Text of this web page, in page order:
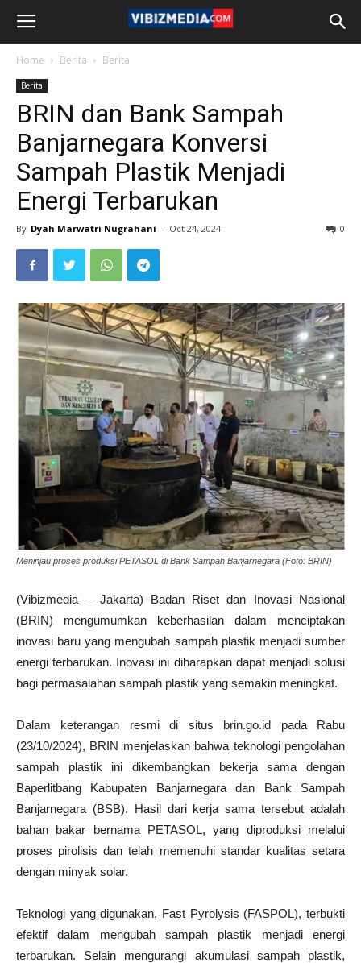
Home Berita Berita
Berita
BRIN dan Bank Sampah
Banjarnegara Konversi
Sampah Plastik Menjadi
Energi Terbarukan
By Dyah Marwatri Nugrahani - Oct 24, 2024 0
Meninjau proses produksi PETASOL di Bank Sampah Banjarnegara (Foto: BRIN)
(Vibizmedia – Jakarta) Badan Riset dan Inovasi Nasional
(BRIN) mengumumkan keberhasilan dalam menciptakan
inovasi baru yang mengubah sampah plastik menjadi sumber
energi terbarukan. Inovasi ini diharapkan dapat menjadi solusi
bagi permasalahan sampah plastik yang semakin meningkat.
Dalam keterangan resmi di situs brin.go.id pada Rabu
(23/10/2024), BRIN menjelaskan bahwa teknologi pengolahan
sampah plastik ini dikembangkan bekerja sama dengan
Baperlitbang Kabupaten Banjarnegara dan Bank Sampah
Banjarnegara (BSB). Hasil dari kerja sama tersebut adalah
bahan bakar bernama PETASOL, yang diproduksi melalui
proses pirolisis dan telah memenuhi standar kualitas setara
dengan minyak solar.
Teknologi yang digunakan, Fast Pyrolysis (FASPOL), terbukti
efektif dalam mengubah sampah plastik menjadi energi
terbarukan. Selain mengurangi akumulasi sampah plastik,